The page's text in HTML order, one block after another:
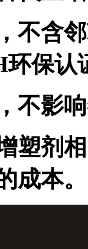
不含
环保认
不影
塑剂
成本。